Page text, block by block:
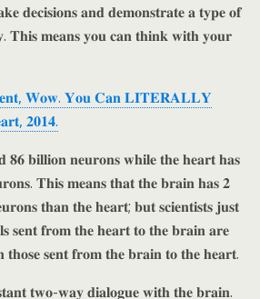
𝐝𝐞𝐜𝐢𝐬𝐢𝐨𝐧𝐬 𝐚𝐧𝐝 𝐝𝐞𝐦𝐨𝐧𝐬𝐭𝐫𝐚𝐭𝐞 𝐚 𝐭𝐲𝐩𝐞 𝐨𝐟
𝐓𝐡𝐢𝐬 𝐦𝐞𝐚𝐧𝐬 𝐲𝐨𝐮 𝐜𝐚𝐧 𝐭𝐡𝐢𝐧𝐤 𝐰𝐢𝐭𝐡 𝐲𝐨𝐮𝐫
𝐖𝐨𝐰. 𝐘𝐨𝐮 𝐂𝐚𝐧 𝐋𝐈𝐓𝐄𝐑𝐀𝐋𝐋𝐘
𝟐𝟎𝟏𝟒.
𝐛𝐢𝐥𝐥𝐢𝐨𝐧 𝐧𝐞𝐮𝐫𝐨𝐧𝐬 𝐰𝐡𝐢𝐥𝐞 𝐭𝐡𝐞 𝐡𝐞𝐚𝐫𝐭 𝐡𝐚𝐬
𝐓𝐡𝐢𝐬 𝐦𝐞𝐚𝐧𝐬 𝐭𝐡𝐚𝐭 𝐭𝐡𝐞 𝐛𝐫𝐚𝐢𝐧 𝐡𝐚𝐬 𝟐
𝐭𝐡𝐚𝐧 𝐭𝐡𝐞 𝐡𝐞𝐚𝐫𝐭; 𝐛𝐮𝐭 𝐬𝐜𝐢𝐞𝐧𝐭𝐢𝐬𝐭𝐬 𝐣𝐮𝐬𝐭
𝐬𝐞𝐧𝐭 𝐟𝐫𝐨𝐦 𝐭𝐡𝐞 𝐡𝐞𝐚𝐫𝐭 𝐭𝐨 𝐭𝐡𝐞 𝐛𝐫𝐚𝐢𝐧 𝐚𝐫𝐞
𝐬𝐞𝐧𝐭 𝐟𝐫𝐨𝐦 𝐭𝐡𝐞 𝐛𝐫𝐚𝐢𝐧 𝐭𝐨 𝐭𝐡𝐞 𝐡𝐞𝐚𝐫𝐭.
𝐭𝐰𝐨-𝐰𝐚𝐲 𝐝𝐢𝐚𝐥𝐨𝐠𝐮𝐞 𝐰𝐢𝐭𝐡 𝐭𝐡𝐞 𝐛𝐫𝐚𝐢𝐧.